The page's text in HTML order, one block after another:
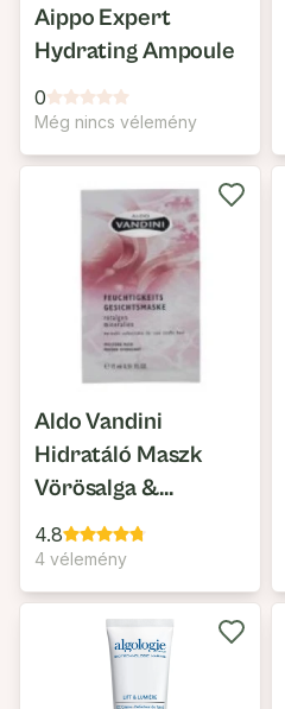
Aippo Expert
Hydrating Ampoule
0
Még nincs vélemény
Aldo Vandini
Hidratáló Maszk
Vörösalga &
Mélytengeri
Ásványok
4.8
4 vélemény